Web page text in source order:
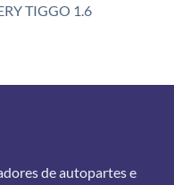
TIGGO 1.6
de autopartes e